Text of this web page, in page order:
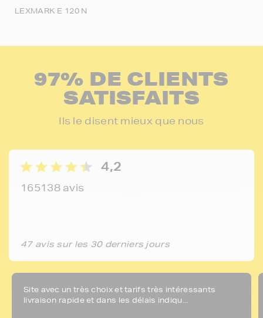
LEXMARK E 120 N
97% DE CLIENTS
SATISFAITS
Ils le disent mieux que nous
4,2
165138 avis
47 avis sur les 30 derniers jours
Site avec un très choix et tarifs très intéressants
livraison rapide et dans les délais indiqu...